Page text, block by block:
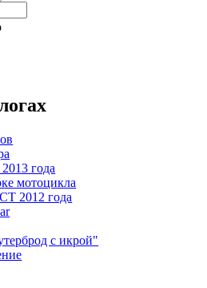
года
мотоцикла
2012 года
с икрой"